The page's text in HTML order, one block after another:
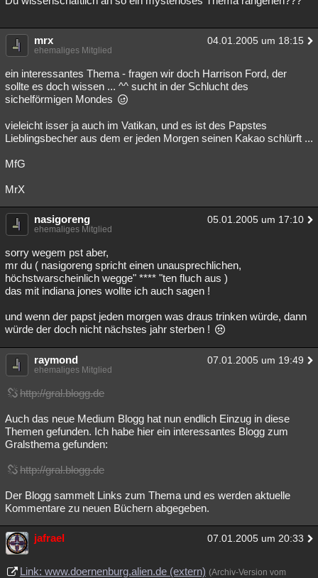
mrx 04.01.2005 um 18:15
ehemaliges Mitglied
ein interessantes Thema - fragen wir doch Harrison Ford, der
sollte es doch wissen ... ^^ sucht in der Schlucht des
sichelförmigen Mondes
vieleicht isser ja auch im Vatikan, und es ist des Papstes
Lieblingsbecher aus dem er jeden Morgen seinen Kakao schlürft ...
MfG
MrX
nasigoreng 05.01.2005 um 17:10
ehemaliges Mitglied
sorry wegem pst aber,
mr du ( nasigoreng spricht einen unausprechlichen,
höchstwarscheinlich wegge" **** "ten fluch aus )
das mit indiana jones wollte ich auch sagen !
und wenn der papst jeden morgen was draus trinken würde, dann
würde der doch nicht nächstes jahr sterben !
raymond 07.01.2005 um 19:49
ehemaliges Mitglied
http://gral.blogg.de
Auch das neue Medium Blogg hat nun endlich Einzug in diese
Themen gefunden. Ich habe hier ein interessantes Blogg zum
Gralsthema gefunden:
http://gral.blogg.de
Der Blogg sammelt Links zum Thema und es werden aktuelle
Kommentare zu neuen Büchern abgegeben.
jafrael 07.01.2005 um 20:33
Link: www.doernenburg.alien.de (extern) (Archiv-Version vom